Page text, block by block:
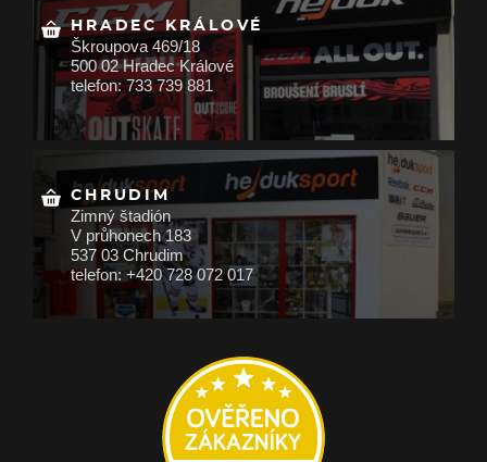
HRADEC KRÁLOVÉ
Škroupova 469/18
500 02 Hradec Králové
telefon: 733 739 881
CHRUDIM
Zimný štadión
V průhonech 183
537 03 Chrudim
telefon: +420 728 072 017